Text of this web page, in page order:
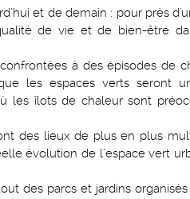
et de demain : pour près
de vie et de bien-être
à des épisodes de
les espaces verts
îlots de chaleur sont
des lieux de plus en plus
évolution de l’espace vert
des parcs et jardins